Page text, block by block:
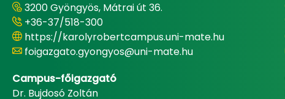
3200 Gyöngyös, Mátrai út 36.
+36-37/518-300
https://karolyrobertcampus.uni-mate.hu
foigazgato.gyongyos@uni-mate.hu
Campus-főigazgató
Dr. Bujdosó Zoltán